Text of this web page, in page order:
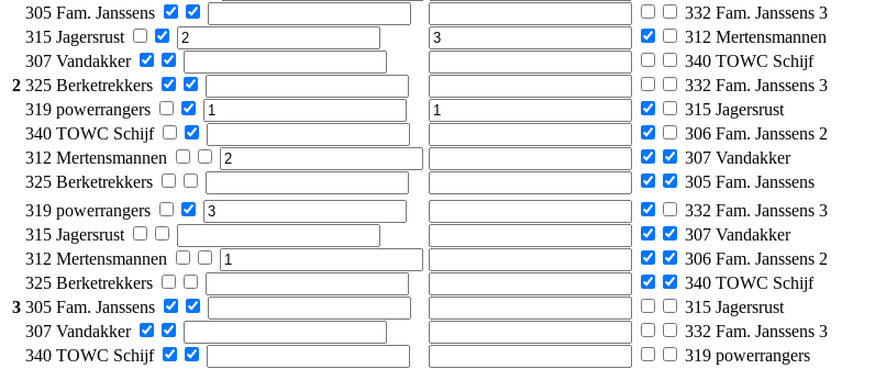
2
305 Fam. Janssens
315 Jagersrust
307 Vandakker
325 Berketrekkers
319 powerrangers
340 TOWC Schijf
312 Mertensmannen
325 Berketrekkers
332 Fam. Janssens 3
312 Mertensmannen
340 TOWC Schijf
332 Fam. Janssens 3
315 Jagersrust
306 Fam. Janssens 2
307 Vandakker
305 Fam. Janssens
3
319 powerrangers
315 Jagersrust
312 Mertensmannen
325 Berketrekkers
305 Fam. Janssens
307 Vandakker
340 TOWC Schijf
332 Fam. Janssens 3
307 Vandakker
306 Fam. Janssens 2
340 TOWC Schijf
315 Jagersrust
332 Fam. Janssens 3
319 powerrangers